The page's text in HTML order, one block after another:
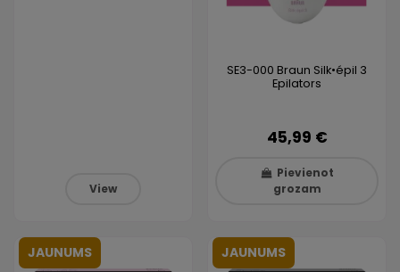
View
SE3-000 Braun Silk•épil 3
Epilators
45,99 €
Pievienot
grozam
JAUNUMS
JAUNUMS